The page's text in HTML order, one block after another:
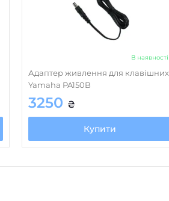
В наявності
Адаптер живлення для клавішних
Yamaha PA150B
3250 ₴
Купити